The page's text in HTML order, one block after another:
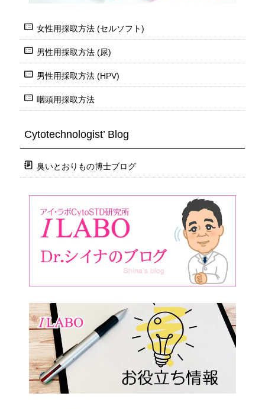
女性用採取方法 (セルソフト)
男性用採取方法 (尿)
男性用採取方法 (HPV)
咽頭用採取方法
Cytotechnologist’ Blog
臭いとおりもの博士ブログ